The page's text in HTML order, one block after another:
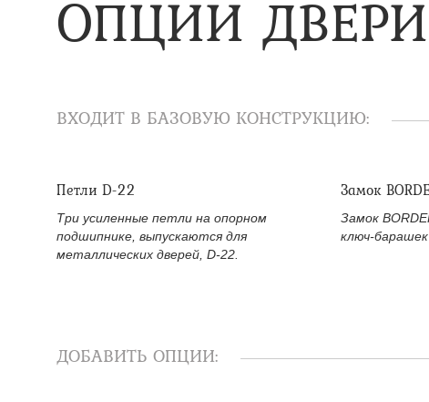
ОПЦИИ ДВЕРИ
ВХОДИТ В БАЗОВУЮ КОНСТРУКЦИЮ:
Петли D-22
Три усиленные петли на опорном
подшипнике, выпускаются для
металлических дверей, D-22.
Замок
Замок
ключ-барашек
ДОБАВИТЬ ОПЦИИ: